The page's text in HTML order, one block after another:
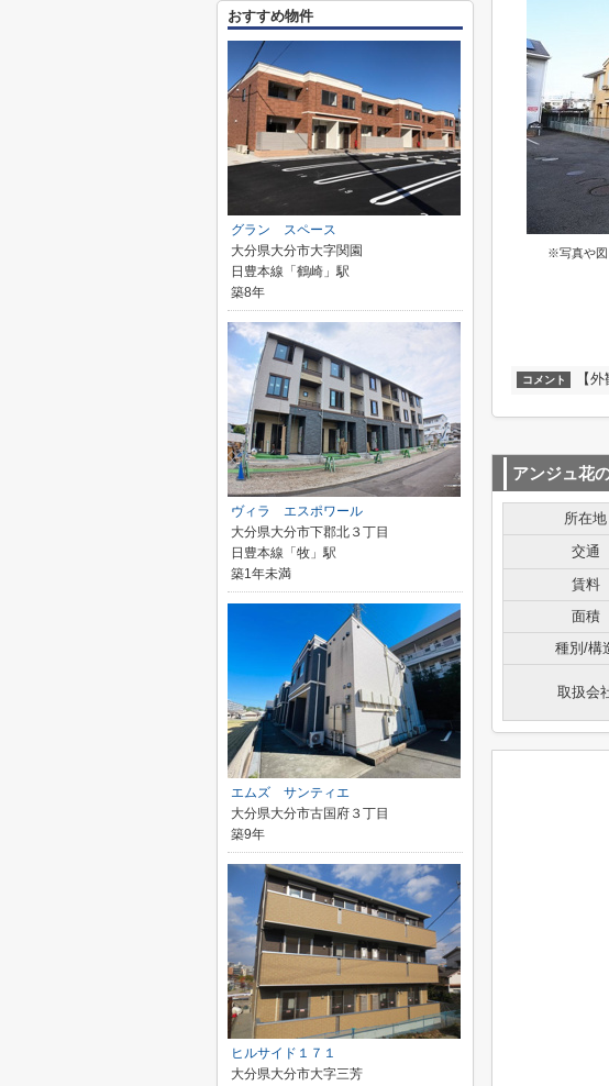
※写真や図
コメント 【外
アンジュ花
所在地
交通
賃料
面積
種別/構
取扱会
おすすめ物件
グラン スペース
大分県大分市大字関園
日豊本線「鶴崎」駅
築8年
ヴィラ エスポワール
大分県大分市下郡北３丁目
日豊本線「牧」駅
築1年未満
エムズ サンティエ
大分県大分市古国府３丁目
築9年
ヒルサイド１７１
大分県大分市大字三芳